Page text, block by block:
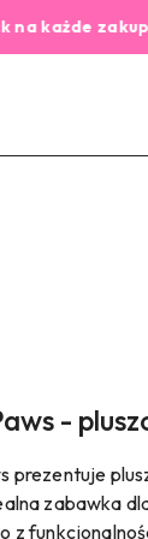
zakupy💰
-
prezentuje
zabawka
z